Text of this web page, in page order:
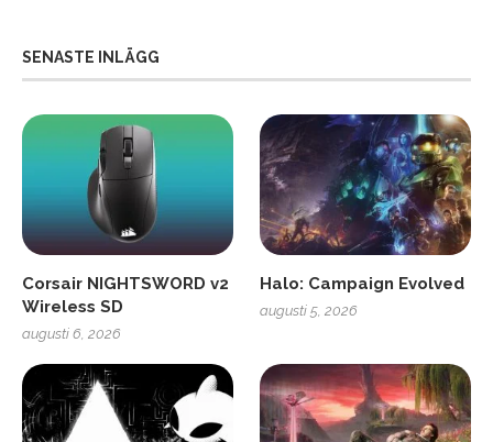
SENASTE INLÄGG
Corsair NIGHTSWORD v2
Wireless SD
augusti 6, 2026
Halo: Campaign Evolved
augusti 5, 2026